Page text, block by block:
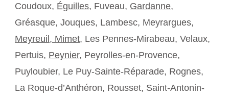
Coudoux, Éguilles, Fuveau, Gardanne,
Gréasque, Jouques, Lambesc, Meyrargues,
Meyreuil, Mimet, Les Pennes-Mirabeau, Velaux,
Pertuis, Peynier, Peyrolles-en-Provence,
Puyloubier, Le Puy-Sainte-Réparade, Rognes,
La Roque-d’Anthéron, Rousset, Saint-Antonin-